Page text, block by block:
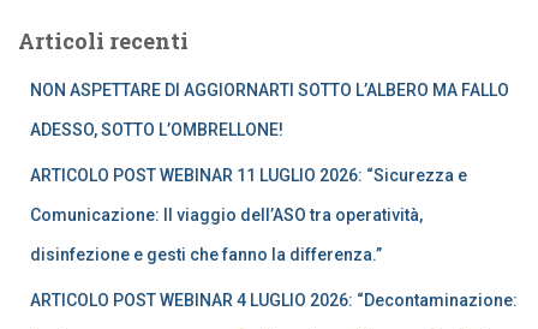
c
Articoli recenti
NON ASPETTARE DI AGGIORNARTI SOTTO L’ALBERO MA FALLO
ADESSO, SOTTO L’OMBRELLONE!
ARTICOLO POST WEBINAR 11 LUGLIO 2026: “Sicurezza e
Comunicazione: Il viaggio dell’ASO tra operatività,
disinfezione e gesti che fanno la differenza.”
ARTICOLO POST WEBINAR 4 LUGLIO 2026: “Decontaminazione: